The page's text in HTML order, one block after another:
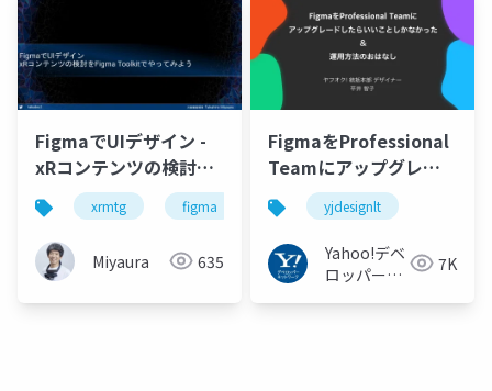
FigmaでUIデザイン -
xRコンテンツの検討を
Figma Toolkitでやっ
てみよう
xrmtg figma mrtk
Miyaura 635
FigmaをProfessional
Teamにアップグレー
ドしたらいいことしか
なかった&運用方法のお
はなし #yjdesignlt
yjdesignlt
Yahoo!デベ
ロッパーネ
7K